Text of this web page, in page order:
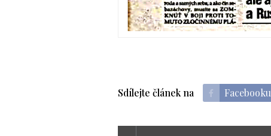
Sdílejte článek na Facebooku